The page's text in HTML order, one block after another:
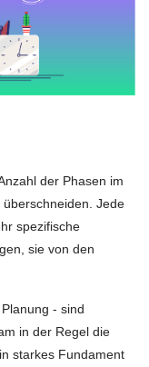
der Phasen im
Jede
spezifische
sie von den
- sind
in der Regel die
starkes Fundament